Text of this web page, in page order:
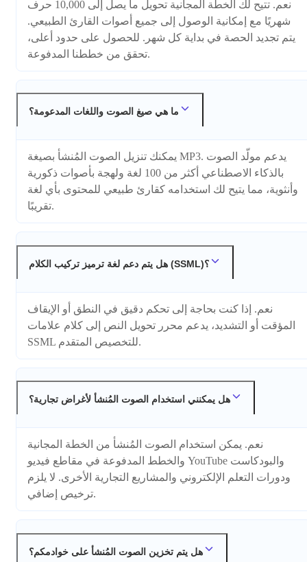
نعم. تتيح لك الخطة المجانية تحويل ما يصل إلى 10,000 حرف
شهريًا مع إمكانية الوصول إلى جميع أصوات القارئ الطبيعي.
يتم تجديد الحصة في بداية كل شهر. للحصول على حدود أعلى،
تحقق من خططنا المدفوعة.
ما هي صيغ الصوت واللغات المدعومة؟
يمكنك تنزيل الصوت المُنشأ بصيغة MP3. يدعم مولّد الصوت
بالذكاء الاصطناعي أكثر من 100 لغة ولهجة بأصوات ذكورية
وأنثوية، مما يتيح لك استخدامه كقارئ طبيعي للمحتوى بأي لغة
تقريبًا.
هل يتم دعم لغة ترميز تركيب الكلام (SSML)؟
نعم. إذا كنت بحاجة إلى تحكم دقيق في النطق أو الإيقاف
المؤقت أو التشديد، يدعم محرر تحويل النص إلى كلام علامات
SSML للتخصيص المتقدم.
هل يمكنني استخدام الصوت المُنشأ لأغراض تجارية؟
نعم. يمكن استخدام الصوت المُنشأ من الخطة المجانية
والخطط المدفوعة في مقاطع فيديو YouTube والبودكاست
ودورات التعلم الإلكتروني والمشاريع التجارية الأخرى. لا يلزم
ترخيص إضافي.
هل يتم تخزين الصوت المُنشأ على خوادمكم؟